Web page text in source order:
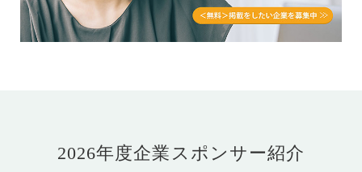
2026年度企業スポンサー紹介